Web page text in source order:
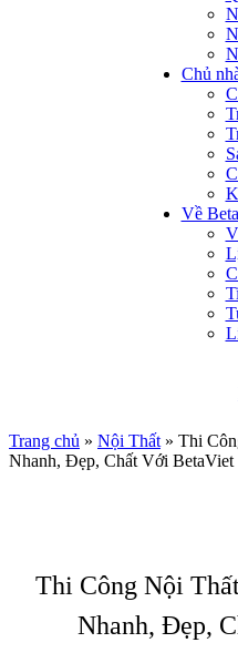
Chủ
Về
Trang chủ » Nội Thất » Thi
Nhanh, Đẹp, Chất Với BetaViet
Thi Công Nội
Nhanh, Đẹp,